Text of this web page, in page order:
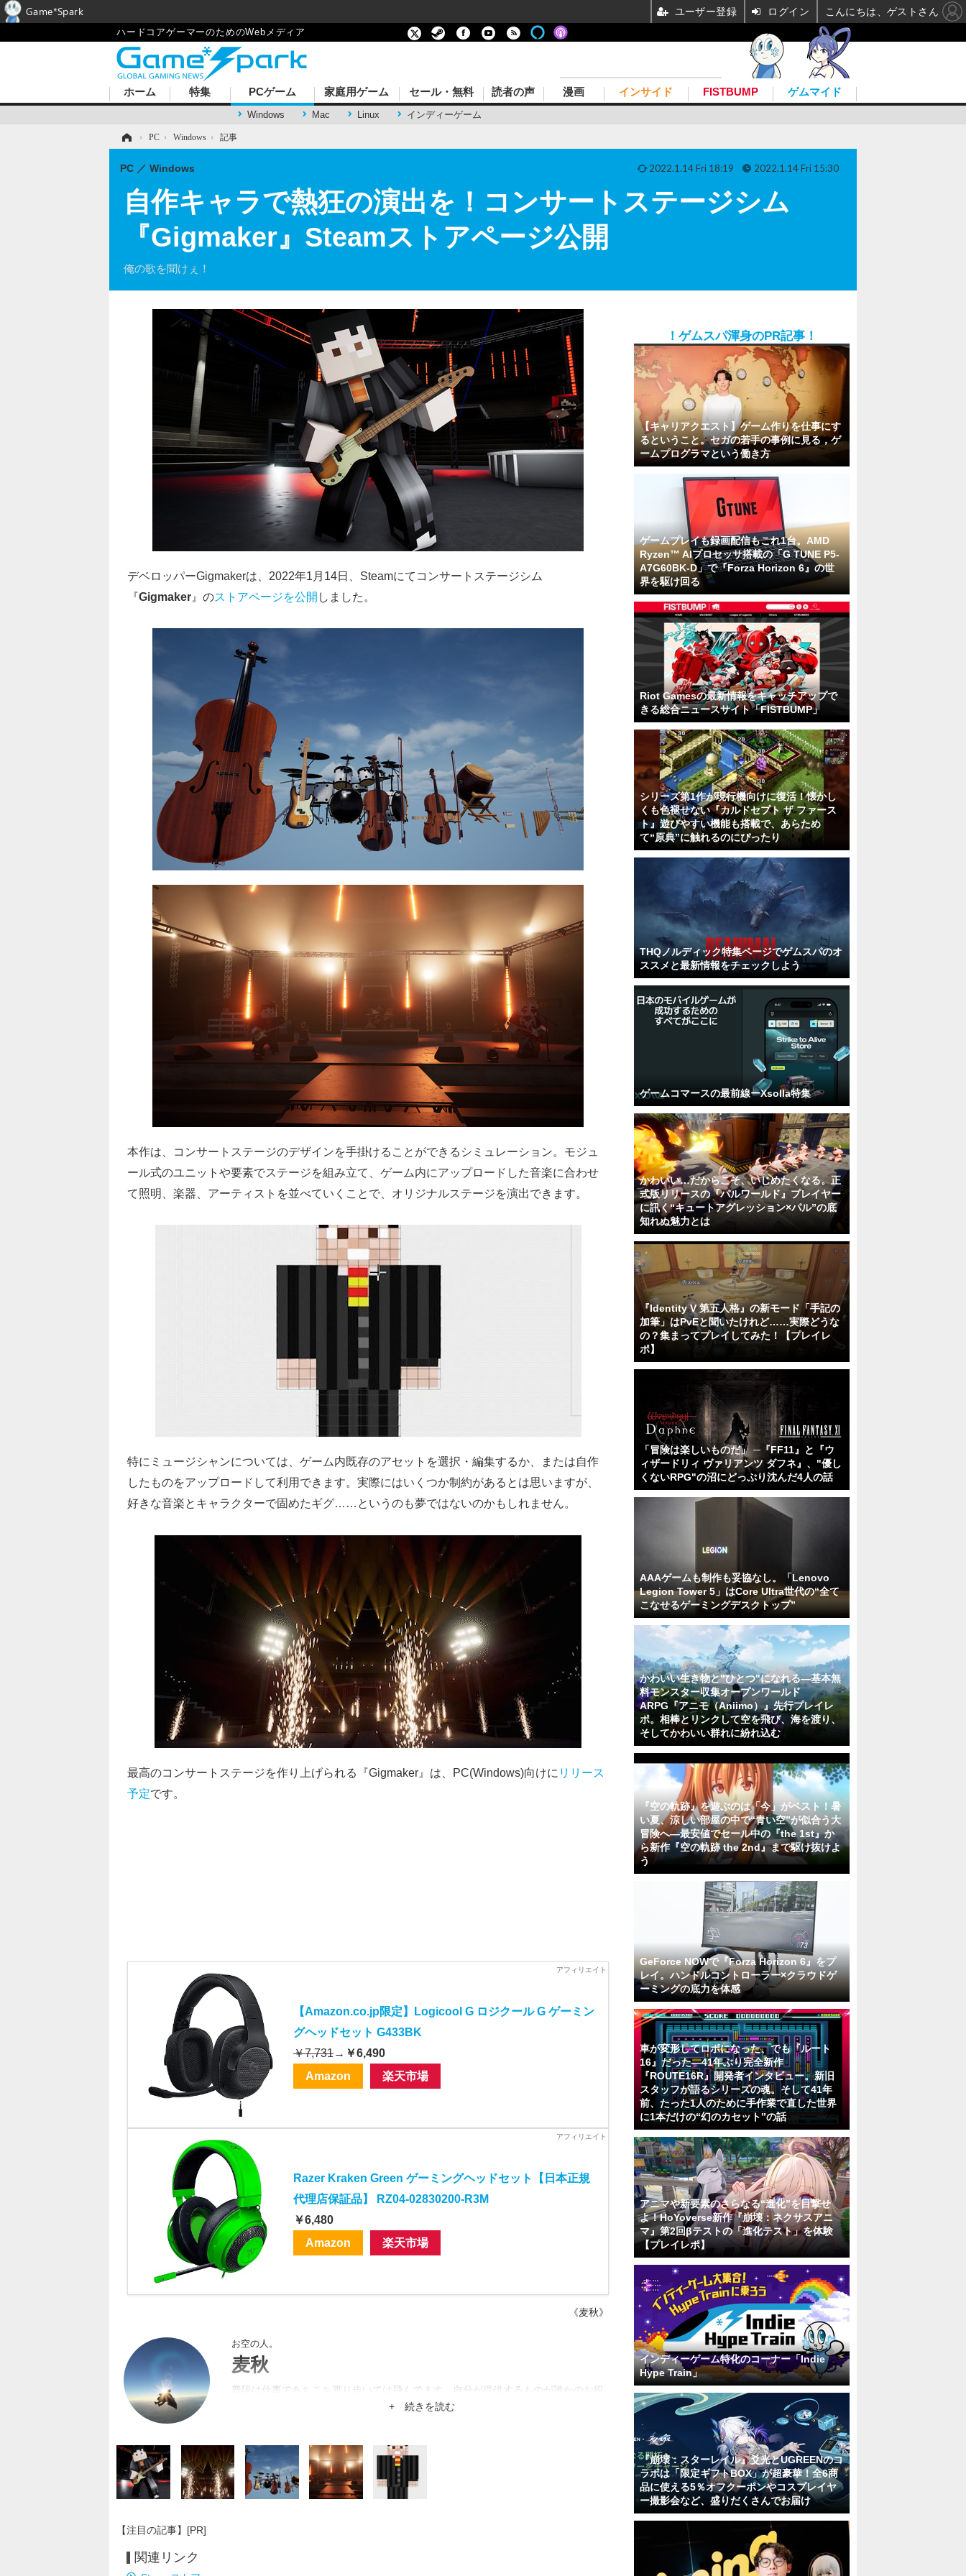
ハードコアゲーマーのためのWebメディア
ホーム 特集 PCゲーム
Windows Mac Linux インディーゲーム
家庭用ゲーム セール・無料 読者の声 漫画 インサイド FISTBUMP ゲムマイド
› PC › Windows › 記事
自作キャラで熱狂の演出を！コンサートステージシム
『Gigmaker』Steamストアページ公開
俺の歌を聞けぇ！
PC Windows 2022.1.14 Fri 18:19 2022.1.14 Fri 15:30
デベロッパーGigmakerは、2022年1月14日、Steamにてコンサートステージシム
『Gigmaker 』のストアページを公開 しました。
本作は、コンサートステージのデザインを手掛けることができるシミュレーション。モジュ
ール式のユニットや要素でステージを組み立て、ゲーム内にアップロードした音楽に合わせ
て照明、楽器、アーティストを並べていくことで、オリジナルステージを演出できます。
特にミュージシャンについては、ゲーム内既存のアセットを選択・編集するか、または自作
したものをアップロードして利用できます。実際にはいくつか制約があるとは思いますが、
好きな音楽とキャラクターで固めたギグ……というのも夢ではないのかもしれません。
最高のコンサートステージを作り上げられる『Gigmaker』は、PC(Windows)向けに リリース
予定です。
【Amazon.co.jp限定】Logicool G ロジクール G ゲーミン
グヘッドセット G433BK
￥7,731→ ￥6,490
Amazon
楽天市場
Razer Kraken Green ゲーミングヘッドセット【日本正規
代理店保証品】 RZ04-02830200-R3M
￥6,480
Amazon
楽天市場
《麦秋》
お空の人。
麦秋
普段は仕事であちこち渡り歩いては飛んでます。自分が提供するものが誰かのお役
に立てれば幸い。皆さんのこくまろなキャラに並べるよう頑張ります。
+ 続きを読む
【注目の記事】[PR]
関連リンク
！ゲムスパ渾身のPR記事！
【キャリアクエスト】ゲーム作りを仕事にす
るということ。セガの若手の事例に見る，ゲ
ームプログラマという働き方
ゲームプレイも録画配信もこれ1台。AMD
Ryzen™ AIプロセッサ搭載の「G TUNE P5-
A7G60BK-D」で『Forza Horizon 6』の世
界を駆け回る
Riot Gamesの最新情報をキャッチアップで
きる総合ニュースサイト「FISTBUMP」
シリーズ第1作が現行機向けに復活！懐かし
くも色褪せない『カルドセプト ザ ファース
ト』遊びやすい機能も搭載で、あらため
て“原典”に触れるのにぴったり
THQノルディック特集ページでゲムスパのオ
ススメと最新情報をチェックしよう
ゲームコマースの最前線ーXsolla特集
かわいい…だからこそ、いじめたくなる。正
式版リリースの『パルワールド』プレイヤー
に訊く“キュートアグレッション×パル”の底
知れぬ魅力とは
『Identity V 第五人格』の新モード「手記の
加筆」はPvEと聞いたけれど……実際どうな
の？集まってプレイしてみた！【プレイレ
ポ】
「冒険は楽しいものだ」 ─『FF11』と『ウ
ィザードリィ ヴァリアンツ ダフネ』、"優し
くないRPG"の沼にどっぷり沈んだ4人の話
AAAゲームも制作も妥協なし。「Lenovo
Legion Tower 5」はCore Ultra世代の“全て
こなせるゲーミングデスクトップ”
かわいい生き物と"ひとつ"になれる―基本無
料モンスター収集オープンワールド
ARPG『アニモ（Aniimo）』先行プレイレ
ポ。相棒とリンクして空を飛び、海を渡り、
そしてかわいい群れに紛れ込む
『空の軌跡』を遊ぶのは「今」がベスト！暑
い夏、涼しい部屋の中で“青い空”が似合う大
冒険へ―最安値でセール中の『the 1st』か
ら新作『空の軌跡 the 2nd』まで駆け抜けよ
う
GeForce NOWで『Forza Horizon 6』をプ
レイ。ハンドルコントローラー×クラウドゲ
ーミングの底力を体感
車が変形してロボになった、でも『ルート
16』だった―41年ぶり完全新作
『ROUTE16R』開発者インタビュー。新旧
スタッフが語るシリーズの魂。そして41年
前、たった1人のために手作業で直した世界
に1本だけの“幻のカセット”の話
アニマや新要素のさらなる“進化”を目撃せ
よ！HoYoverse新作『崩壊：ネクサスアニ
マ』第2回βテストの「進化テスト」を体験
【プレイレポ】
インディーゲーム特化のコーナー「Indie
Hype Train」
『崩壊：スターレイル』爻光とUGREENのコ
ラボは「限定ギフトBOX」が超豪華！全6商
品に使える5％オフクーポンやコスプレイヤ
ー撮影会など、盛りだくさんでお届け
Game*Spark ユーザー登録 ログイン こんにちは、ゲストさん